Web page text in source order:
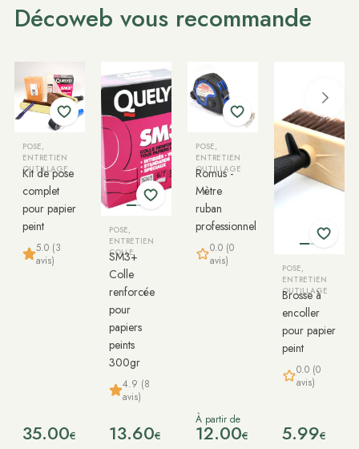
Décoweb vous recommande
POSE,
ENTRETIEN
OUTILLAGE
Kit de pose
complet
pour papier
peint
5.0 (3
avis)
35.00€
POSE,
ENTRETIEN
COLLE
SM3+
Colle
renforcée
pour
papiers
peints
300gr
4.9 (8
avis)
13.60€
POSE,
ENTRETIEN
OUTILLAGE
Romus -
Mètre
ruban
professionnel
0.0 (0
avis)
À partir de
12.00€
POSE,
ENTRETIEN
OUTILLAGE
Brosse à
encoller
pour papier
peint
0.0 (0
avis)
5.99€